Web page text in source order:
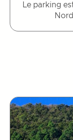
Le parking